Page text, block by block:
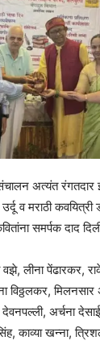
अत्यंत
व मराठी
समर्पक दाद
वझे, लीना पेंढारकर,
विठ्ठलकर,
अर्चना
काव्या खन्ना,